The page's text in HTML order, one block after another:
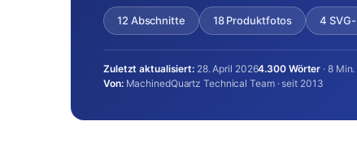
12 Abschnitte 18 Produktfotos 4
Zuletzt aktualisiert:28. April 20264.300 Wörter · 8
Von:MachinedQuartz Technical Team · seit 2013